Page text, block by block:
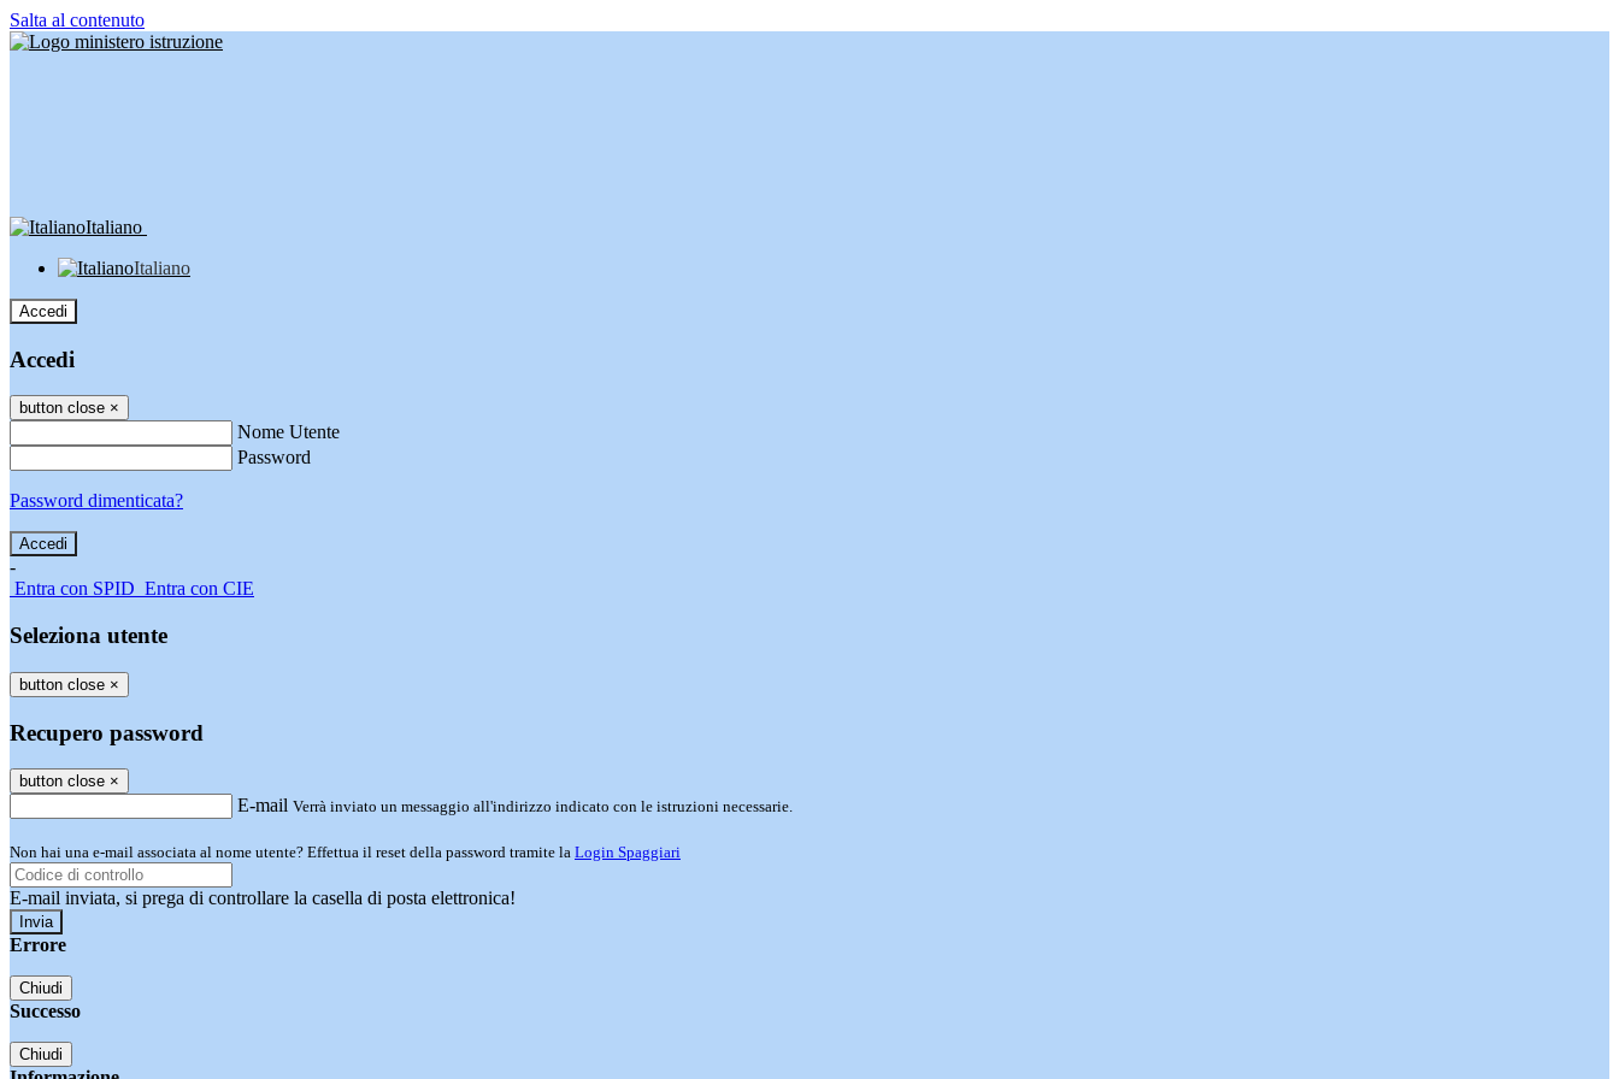
Salta al contenuto
Italiano
Italiano
Accedi
Accedi
button close ×
Nome Utente
Password
Password dimenticata?
-
Entra con SPID Entra con CIE
Seleziona utente
button close ×
Recupero password
button close ×
E-mail Verrà inviato un messaggio all'indirizzo indicato con le istruzioni necessarie.
Non hai una e-mail associata al nome utente? Effettua il reset della password tramite la Login Spaggiari
E-mail inviata, si prega di controllare la casella di posta elettronica!
Errore
Chiudi
Successo
Chiudi